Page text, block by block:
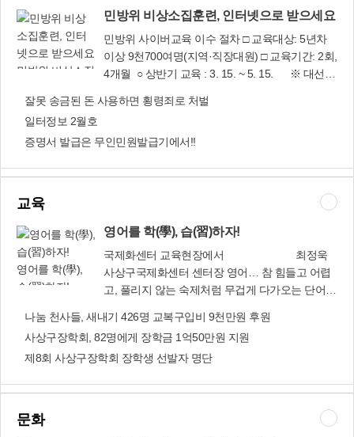
해 동의를 받는 것으로 원안가결 ■ 청년일자리 창
출에 관한 조례안(김춘화 구의원 대표발의) 청년
들의 일자리 창출과 고용촉진에 필요한 사항을 규
정해 청년들에게 근로소득 기회를 확대하고 사회
자 안전을 위한 투광기 설치 조례안(이상관 구의원
행환경을 개선하기 위한 사업을 시행할 수 있는 근
위한 노인복지증진 기본 조례안 고령친화도시 구
현 및 노인복지 증진을 위한 근거를 마련코자 조례
를 제정하는 것으로 ‘취약계층노인 등 지원’ 조항을
일부 수정해 가결 ■ 사상구 도시계획 조례 일부개
율 및 안건 처리기간을 변경하고 조문체계 정비 사
상구의회(☎310-4085)
로 만들어 가고 있다. 카페 맞은편에 자리 잡은 ‘한
내마을 문화교실’에서는 재활용 난타교실과 통기
타교실, 중국어노래교실, 민요교실 등 15개의 다양
한 문화·예술 프로그램을 운영하고 있다. 시장상인
은 물론 어르신과 주부, 어린이 등 누구나 참여할
수 있다. 카페 앞마당은 작은 음악회와 전통혼례식
2014년 4월 ‘한내마을 행복센터’가 들어서면서 많
로의 안부를 묻고 소통하는 화합의 장으로, 이웃
간의 따스한 정을 나누는 나눔의 장으로 만들었다.
일상의 생활공간을 지역의 역사와 문화가 살아 있
는 아름답고 쾌적한 공간으로 가꾸었다는 호평을
받으며 대한민국공간문화대상 ‘두레나눔상’(2016
년 10월 문화체육관광부)을 수상하기도 했다. 한
폴폴, 인정이 폴폴 넘치는 덕포동 한내마을을 희망
과 미소가 가득한 마을로 만들어 가겠다”고 밝혔
다. 또 마을소식지 발간과 전통혼례식, 금혼식 등
(☎310-4934), 한내행복마을(☎070-7583-2650)
민방위 비상소집훈련, 인터넷으로 받으세요
민방위 비상소집
로 받으세요
민방위 사이버교육 이수 절차 □ 교육대상: 5년차
이상 9천700여명(지역·직장대원) □ 교육기간: 2회,
4개월 ○ 상반기 교육 : 3. 15. ~ 5. 15. ※ 대선일
9. 30. □ 교육방법: 사상구 홈페이지 내 ‘민방위 사
평가 70점 이상시 수료(20문항) □ 문의: 도시안전
잘못 송금된 돈 사용하면 횡령죄로 처벌
일터정보 2월호
증명서 발급은 무인민원발급기에서!!
교육
영어를 학(學), 습(習)하자!
영어를 학(學),
습(習)하자!
국제화센터 교육현장에서 최정욱
사상구국제화센터 센터장 영어… 참 힘들고 어렵
고, 풀리지 않는 숙제처럼 무겁게 다가오는 단어입
지, 어떻게 해야 쉽게 영어를 접할 수 있는지. 인생
의 숙제라 해도 과언이 아닙니다. 결론부터 말씀드
리자면 영어는 공부만 한다고 되는 것이 아닙니다.
공부하는 전공자들은 공부를 해야겠죠. 하지만 대
부분의 한국 사람들은 한국말을 공부하지 않습니
다. 왜냐하면 매일매일 쓰고 말하고 듣고 읽기 때
나눔 천사들, 새내기 426명 교복구입비 9천만원 후원
사상구장학회, 82명에게 장학금 1억50만원 지원
제8회 사상구장학회 장학생 선발자 명단
문화